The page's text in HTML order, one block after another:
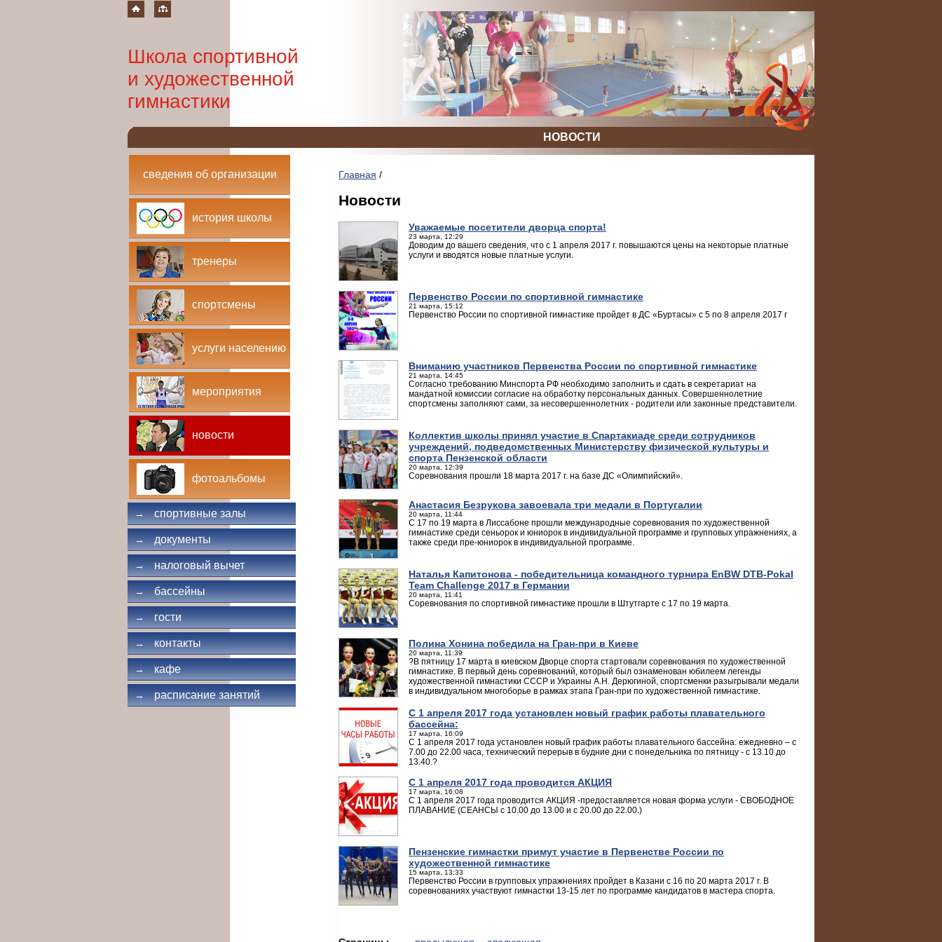
Школа спортивной
и художественной
гимнастики
НОВОСТИ
сведения об организации
история школы
тренеры
спортсмены
услуги населению
мероприятия
новости
фотоальбомы
→ спортивные залы
→ документы
→ налоговый вычет
→ бассейны
→ гости
→ контакты
→ кафе
→ расписание занятий
Главная /
Новости
Уважаемые посетители дворца спорта!
23 марта, 12:29
Доводим до вашего сведения, что с 1 апреля 2017 г. повышаются цены на некоторые платные
услуги и вводятся новые платные услуги.
Первенство России по спортивной гимнастике
21 марта, 15:12
Первенство России по спортивной гимнастике пройдет в ДС «Буртасы» с 5 по 8 апреля 2017 г
Вниманию участников Первенства России по спортивной гимнастике
21 марта, 14:45
Согласно требованию Минспорта РФ необходимо заполнить и сдать в секретариат на
мандатной комиссии согласие на обработку персональных данных. Совершеннолетние
спортсмены заполняют сами, за несовершеннолетних - родители или законные представители.
Коллектив школы принял участие в Спартакиаде среди сотрудников
учреждений, подведомственных Министерству физической культуры и
спорта Пензенской области
20 марта, 12:39
Соревнования прошли 18 марта 2017 г. на базе ДС «Олимпийский».
Анастасия Безрукова завоевала три медали в Португалии
20 марта, 11:44
С 17 по 19 марта в Лиссабоне прошли международные соревнования по художественной
гимнастике среди сеньорок и юниорок в индивидуальной программе и групповых упражнениях, а
также среди пре-юниорок в индивидуальной программе.
Наталья Капитонова - победительница командного турнира EnBW DTB-Pokal
Team Challenge 2017 в Германии
20 марта, 11:41
Соревнования по спортивной гимнастике прошли в Штутгарте с 17 по 19 марта.
Полина Хонина победила на Гран-при в Киеве
20 марта, 11:39
?В пятницу 17 марта в киевском Дворце спорта стартовали соревнования по художественной
гимнастике. В первый день соревнований, который был ознаменован юбилеем легенды
художественной гимнастики СССР и Украины А.Н. Дерюгиной, спортсменки разыгрывали медали
в индивидуальном многоборье в рамках этапа Гран-при по художественной гимнастике.
С 1 апреля 2017 года установлен новый график работы плавательного
бассейна:
17 марта, 16:09
С 1 апреля 2017 года установлен новый график работы плавательного бассейна: ежедневно – с
7.00 до 22.00 часа, технический перерыв в будние дни с понедельника по пятницу - с 13.10 до
13.40.?
С 1 апреля 2017 года проводится АКЦИЯ
17 марта, 16:08
С 1 апреля 2017 года проводится АКЦИЯ -предоставляется новая форма услуги - СВОБОДНОЕ
ПЛАВАНИЕ (СЕАНСЫ с 10.00 до 13.00 и с 20.00 до 22.00.)
Пензенские гимнастки примут участие в Первенстве России по
художественной гимнастике
15 марта, 13:33
Первенство России в групповых упражнениях пройдет в Казани с 16 по 20 марта 2017 г. В
соревнованиях участвуют гимнастки 13-15 лет по программе кандидатов в мастера спорта.